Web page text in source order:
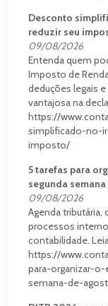
Desconto
reduzir seu
09/08/2026
Entenda quem
Imposto de
deduções legais
vantajosa na
https://
simplificado-no-
imposto/
5 tarefas para
segunda
09/08/2026
Agenda
processos
contabilidade.
https://
para-organizar-
semana-de-